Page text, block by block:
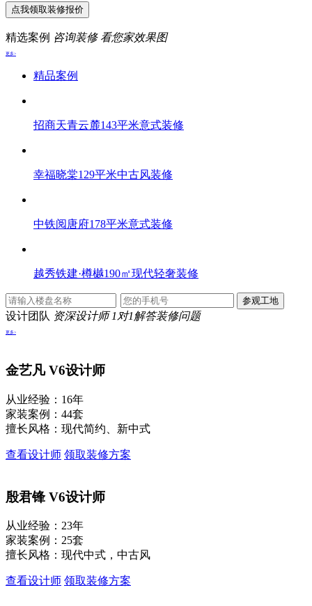
点我领取装修报价
精选案例 咨询装修 看您家效果图
更多>
精品案例
招商天青云麓143平米意式装修
幸福晓棠129平米中古风装修
中铁阅唐府178平米意式装修
越秀铁建·樽樾190㎡现代轻奢装修
设计团队 资深设计师 1对1解答装修问题
更多>
金艺凡V6设计师
从业经验：16年
家装案例：44套
擅长风格：现代简约、新中式
查看设计师 领取装修方案
殷君锋 V6设计师
从业经验：23年
家装案例：25套
擅长风格：现代中式，中古风
查看设计师 领取装修方案